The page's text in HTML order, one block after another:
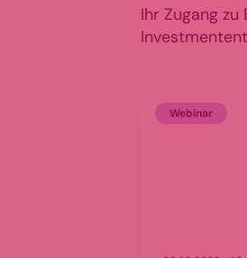
Ihr Zugang
Webinar